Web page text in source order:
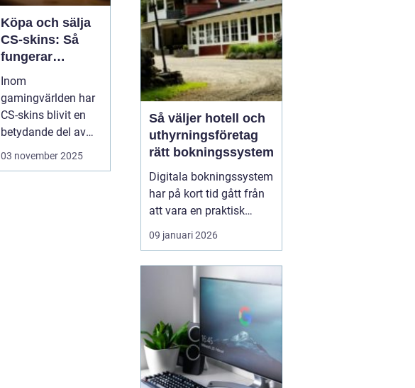
Köpa och sälja
CS-skins: Så
fungerar
marknaden
Inom
gamingvärlden har
CS-skins blivit en
betydande del av
spelupplevelsen för
03 november 2025
Så väljer hotell och
uthyrningsföretag
rätt bokningssystem
Digitala bokningssystem
har på kort tid gått från
att vara en praktisk
detalj till att bli hjärtat i
många
För hotell, campingar,
stugbyar och
semesterboenden är ett
modernt system ofta s...
09 januari 2026